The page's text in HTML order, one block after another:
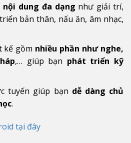
nội dung đa dạng như giải trí,
bản thân, nấu ăn, âm nhạc,
kế gồm nhiều phần như nghe,
,… giúp bạn phát triển kỹ
tuyến giúp bạn dễ dàng chủ
.
tại đây